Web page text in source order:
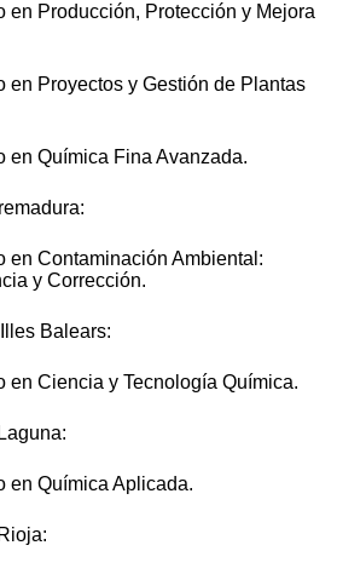
en Producción, Protección y Mejora
en Proyectos y Gestión de Plantas
en Química Fina Avanzada.
en Contaminación Ambiental:
y Corrección.
Balears:
en Ciencia y Tecnología Química.
en Química Aplicada.